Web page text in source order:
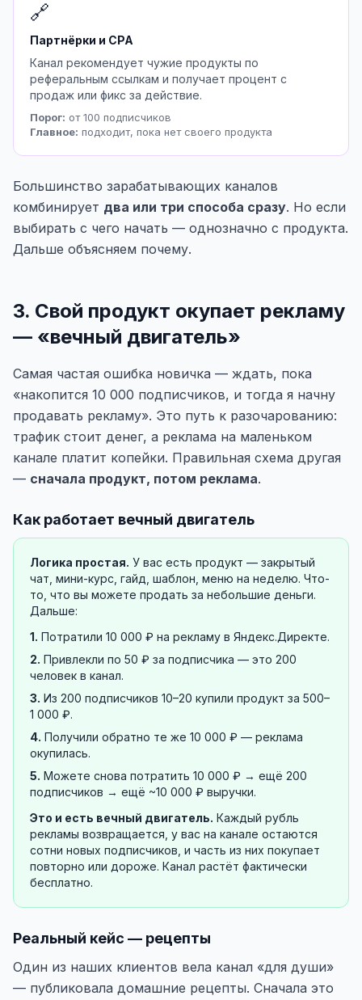
🔗
Партнёрки и CPA
Канал рекомендует чужие продукты по
реферальным ссылкам и получает процент с
продаж или фикс за действие.
Порог: от 100 подписчиков
Главное: подходит, пока нет своего продукта
Большинство зарабатывающих каналов
комбинирует два или три способа сразу. Но если
выбирать с чего начать — однозначно с продукта.
Дальше объясняем почему.
3. Свой продукт окупает рекламу
— «вечный двигатель»
Самая частая ошибка новичка — ждать, пока
«накопится 10 000 подписчиков, и тогда я начну
продавать рекламу». Это путь к разочарованию:
трафик стоит денег, а реклама на маленьком
канале платит копейки. Правильная схема другая
— сначала продукт, потом реклама.
Как работает вечный двигатель
Логика простая. У вас есть продукт — закрытый
чат, мини-курс, гайд, шаблон, меню на неделю. Что-
то, что вы можете продать за небольшие деньги.
Дальше:
1. Потратили 10 000 ₽ на рекламу в Яндекс.Директе.
2. Привлекли по 50 ₽ за подписчика — это 200
человек в канал.
3. Из 200 подписчиков 10–20 купили продукт за 500–
1 000 ₽.
4. Получили обратно те же 10 000 ₽ — реклама
окупилась.
5. Можете снова потратить 10 000 ₽ → ещё 200
подписчиков → ещё ~10 000 ₽ выручки.
Это и есть вечный двигатель. Каждый рубль
рекламы возвращается, у вас на канале остаются
сотни новых подписчиков, и часть из них покупает
повторно или дороже. Канал растёт фактически
бесплатно.
Реальный кейс — рецепты
Один из наших клиентов вела канал «для души»
— публиковала домашние рецепты. Сначала это